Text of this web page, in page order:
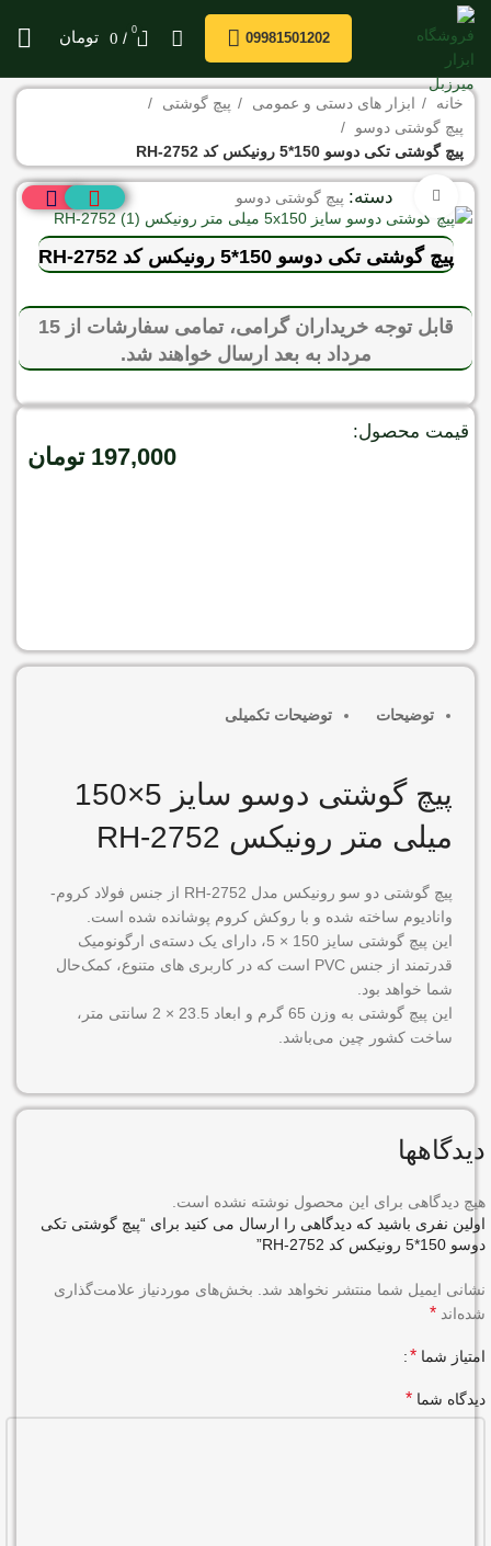
09981501202
0
/
0 تومان
خانه ابزار های دستی و عمومی
پیچ گوشتی
پیچ گوشتی دوسو
پیچ گوشتی تکی دوسو 150*5 رونیکس کد RH-2752
دسته: پیچ گوشتی دوسو
برای بزرگنمایی کلیک کنید
پیچ گوشتی تکی دوسو 150*5 رونیکس کد RH-2752
قابل توجه خریداران گرامی، تمامی سفارشات از 15
مرداد به بعد ارسال خواهند شد.
قیمت محصول:
197,000 تومان
توضیحات توضیحات تکمیلی
پیچ گوشتی دوسو سایز 5×150
میلی متر رونیکس RH-2752
پیچ گوشتی دو سو رونیکس مدل RH-2752 از جنس فولاد کروم-
وانادیوم ساخته شده و با روکش کروم پوشانده شده است.
این پیچ گوشتی سایز 150 × 5، دارای یک دسته‌ی ارگونومیک
قدرتمند‌ از جنس PVC است که در کاربری های متنوع، کمک‌حال
شما خواهد بود.
این پیچ گوشتی به وزن 65 گرم و ابعاد 23.5 × 2 سانتی متر،
ساخت کشور چین می‌باشد.
دیدگاهها
هیچ دیدگاهی برای این محصول نوشته نشده است.
اولین نفری باشید که دیدگاهی را ارسال می کنید برای “پیچ گوشتی تکی
دوسو 150*5 رونیکس کد RH-2752”
نشانی ایمیل شما منتشر نخواهد شد.
بخش‌های موردنیاز علامت‌گذاری
شده‌اند *
امتیاز شما *
دیدگاه شما *